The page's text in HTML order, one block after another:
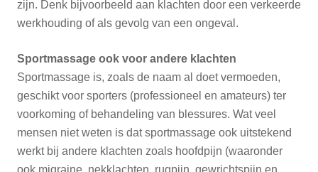
zijn. Denk bijvoorbeeld aan klachten door een verkeerde
werkhouding of als gevolg van een ongeval.
Sportmassage ook voor andere klachten
Sportmassage is, zoals de naam al doet vermoeden,
geschikt voor sporters (professioneel en amateurs) ter
voorkoming of behandeling van blessures. Wat veel
mensen niet weten is dat sportmassage ook uitstekend
werkt bij andere klachten zoals hoofdpijn (waaronder
ook migraine, nekklachten, rugpijn, gewrichtspijn en